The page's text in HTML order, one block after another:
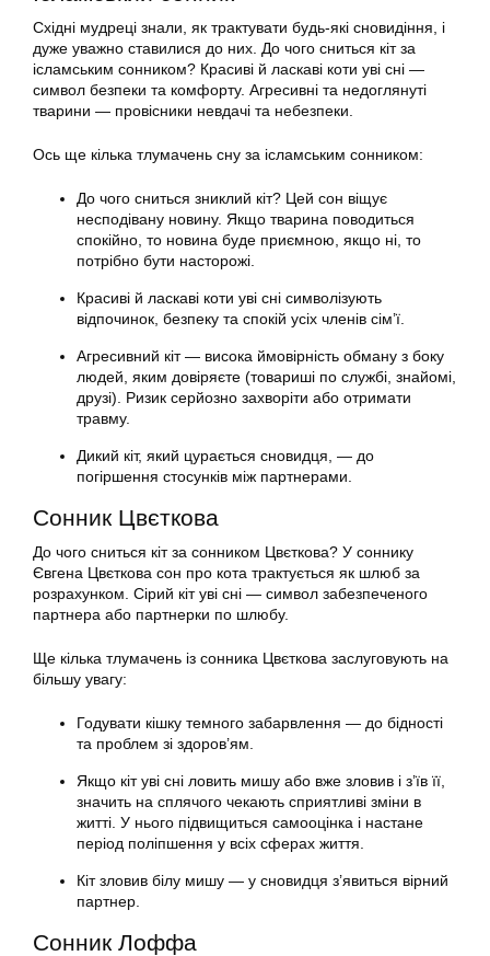
Східні мудреці знали, як трактувати будь-які сновидіння, і
дуже уважно ставилися до них. До чого сниться кіт за
ісламським сонником? Красиві й ласкаві коти уві сні —
символ безпеки та комфорту. Агресивні та недоглянуті
тварини — провісники невдачі та небезпеки.
Ось ще кілька тлумачень сну за ісламським сонником:
До чого сниться зниклий кіт? Цей сон віщує
несподівану новину. Якщо тварина поводиться
спокійно, то новина буде приємною, якщо ні, то
потрібно бути насторожі.
Красиві й ласкаві коти уві сні символізують
відпочинок, безпеку та спокій усіх членів сім’ї.
Агресивний кіт — висока ймовірність обману з боку
людей, яким довіряєте (товариші по службі, знайомі,
друзі). Ризик серйозно захворіти або отримати
травму.
Дикий кіт, який цурається сновидця, — до
погіршення стосунків між партнерами.
Сонник Цвєткова
До чого сниться кіт за сонником Цвєткова? У соннику
Євгена Цвєткова сон про кота трактується як шлюб за
розрахунком. Сірий кіт уві сні — символ забезпеченого
партнера або партнерки по шлюбу.
Ще кілька тлумачень із сонника Цвєткова заслуговують на
більшу увагу:
Годувати кішку темного забарвлення — до бідності
та проблем зі здоров’ям.
Якщо кіт уві сні ловить мишу або вже зловив і з’їв її,
значить на сплячого чекають сприятливі зміни в
житті. У нього підвищиться самооцінка і настане
період поліпшення у всіх сферах життя.
Кіт зловив білу мишу — у сновидця з’явиться вірний
партнер.
Сонник Лоффа